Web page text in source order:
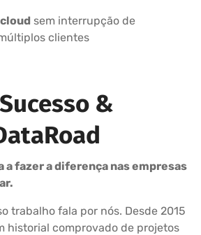
sem interrupção de
clientes
&
a fazer a diferença nas empresas
trabalho fala por nós. Desde 2015
historial comprovado de projetos